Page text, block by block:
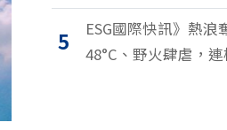
源交響樂」
5
ESG國際快訊》熱浪
48°C、野火肆虐，連